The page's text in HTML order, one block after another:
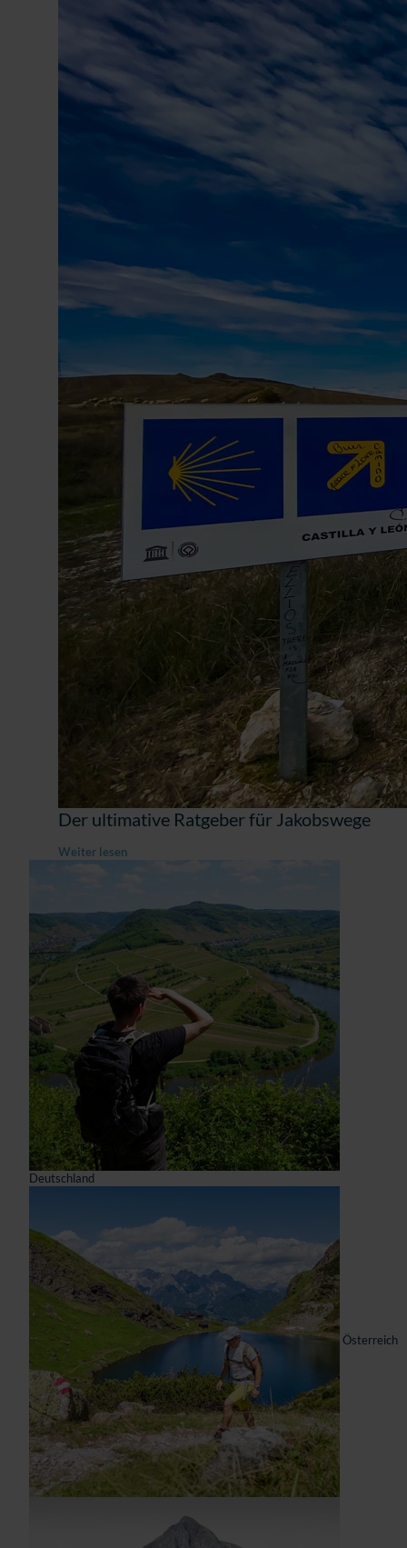
Der ultimative Ratgeber für Jakobswege
Weiter lesen
Deutschland
Österreich